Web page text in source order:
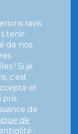
ravis
tenir
de nos
! Si je
c'est
et
pris
de
de
.